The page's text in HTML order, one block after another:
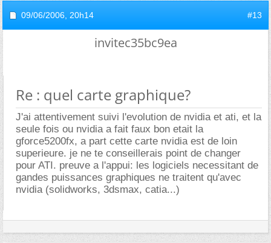
09/06/2006, 20h14 #13
invitec35bc9ea
Re : quel carte graphique?
J'ai attentivement suivi l'evolution de nvidia et ati, et la
seule fois ou nvidia a fait faux bon etait la
gforce5200fx, a part cette carte nvidia est de loin
superieure. je ne te conseillerais point de changer
pour ATI. preuve a l'appui: les logiciels necessitant de
gandes puissances graphiques ne traitent qu'avec
nvidia (solidworks, 3dsmax, catia...)